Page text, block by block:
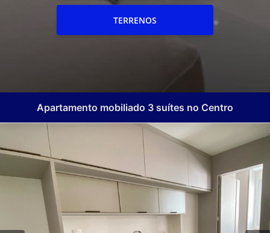
TERRENOS
Apartamento mobiliado 3 suítes no Centro